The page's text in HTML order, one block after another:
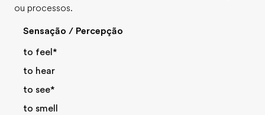
ou processos.
Sensação / Percepção
to feel*
to hear
to see*
to smell